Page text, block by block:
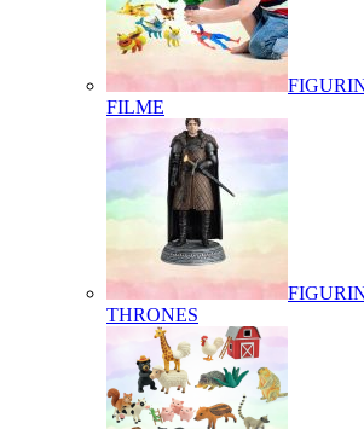
FILME
THRONES